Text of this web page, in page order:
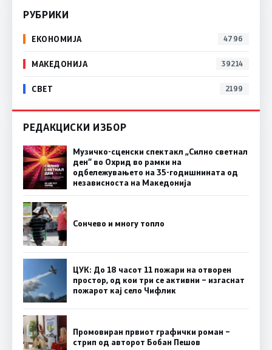
РУБРИКИ
ЕКОНОМИЈА 4796
МАКЕДОНИЈА 39214
СВЕТ 2199
РЕДАКЦИСКИ ИЗБОР
Музичко-сценски спектакл „Силно светнал
ден“ во Охрид во рамки на
одбележувањето на 35-годишнината од
независноста на Македонија
Сончево и многу топло
ЦУК: До 18 часот 11 пожари на отворен
простор, од кои три се активни – изгаснат
пожарот кај село Чифлик
Промовиран првиот графички роман –
стрип од авторот Бобан Пешов